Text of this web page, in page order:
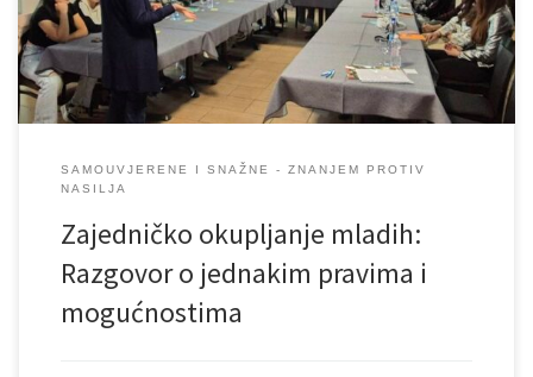
jednakih prava i mogućnosti u suvremenom društvu, s fokusom […]
SAMOUVJERENE I SNAŽNE - ZNANJEM PROTIV
NASILJA
Zajedničko okupljanje mladih:
Razgovor o jednakim pravima i
mogućnostima